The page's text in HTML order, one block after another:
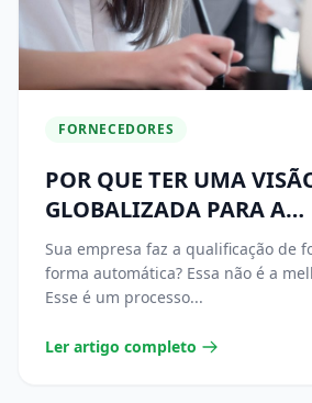
FORNECEDORES
POR QUE TER UMA
GLOBALIZADA PARA A
QUALIFICAÇÃO DE
Sua empresa faz a qualificação de
forma automática? Essa não é a
Esse é um processo...
Ler artigo completo